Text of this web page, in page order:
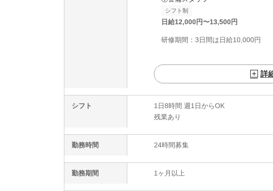
シフト制
日給12,000円〜13,500円
研修期間：3日間は日給10,000円
詳
シフト
1日8時間 週1日からOK
残業あり
勤務時間 24時間募集
勤務期間 1ヶ月以上